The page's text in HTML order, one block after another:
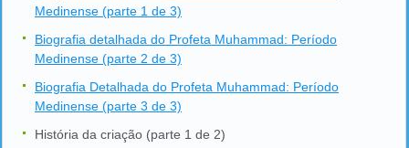
Medinense (parte 1 de 3)
Biografia detalhada do Profeta Muhammad: Período
Medinense (parte 2 de 3)
Biografia Detalhada do Profeta Muhammad: Período
Medinense (parte 3 de 3)
História da criação (parte 1 de 2)